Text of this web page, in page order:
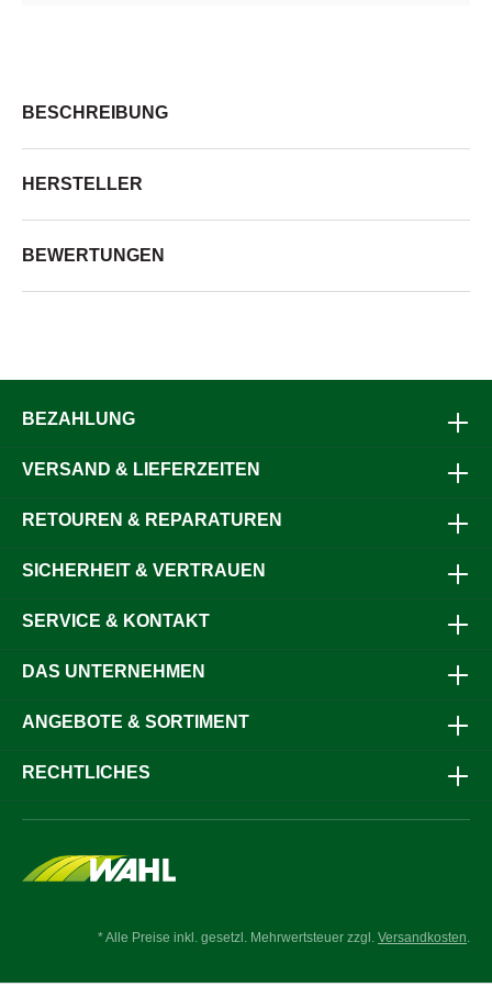
BESCHREIBUNG
HERSTELLER
BEWERTUNGEN
BEZAHLUNG
VERSAND & LIEFERZEITEN
RETOUREN & REPARATUREN
SICHERHEIT & VERTRAUEN
SERVICE & KONTAKT
DAS UNTERNEHMEN
ANGEBOTE & SORTIMENT
RECHTLICHES
* Alle Preise inkl. gesetzl. Mehrwertsteuer zzgl. Versandkosten.